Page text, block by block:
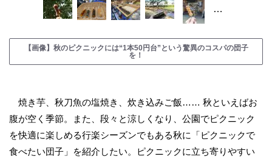
…
【画像】秋のピクニックには“1本50円台”という驚異のコスパの団子
を！
焼き芋、秋刀魚の塩焼き、炊き込みご飯…… 秋といえばお
腹が空く季節。また、段々と涼しくなり、公園でピクニック
を快適に楽しめる行楽シーズンでもある秋に「ピクニックで
食べたい団子」を紹介したい。ピクニックに立ち寄りやすい